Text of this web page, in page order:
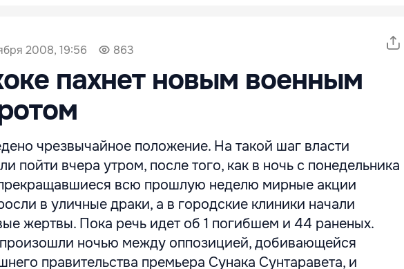
2008, 19:56 863
пахнет новым военным
чрезвычайное положение. На такой шаг власти
пойти вчера утром, после того, как в ночь с понедельника
всю прошлую неделю мирные акции
в уличные драки, а в городские клиники начали
жертвы. Пока речь идет об 1 погибшем и 44 раненых.
ночью между оппозицией, добивающейся
правительства премьера Сунака Сунтаравета, и